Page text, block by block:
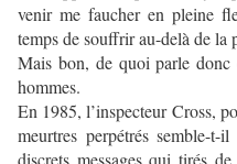
venir me faucher en pleine
temps de souffrir au-delà de la
Mais bon, de quoi parle
hommes.
En 1985, l’inspecteur Cross,
meurtres perpétrés semble-
discrets messages qui tirés